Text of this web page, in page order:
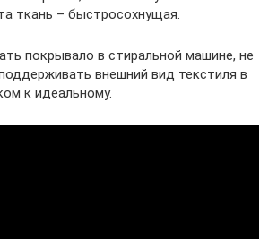
ткань – быстросохнущая.
покрывало в стиральной машине, не
внешний вид текстиля в
к идеальному.